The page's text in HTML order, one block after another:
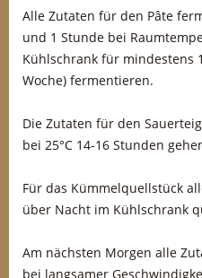
Alle Zutaten für den Pâte
und 1 Stunde bei
Kühlschrank für mindestens
Woche) fermentieren.
Die Zutaten für den
bei 25°C 14-16 Stunden
Für das Kümmelquellstück
über Nacht im Kühlschrank
Am nächsten Morgen alle
bei langsamer